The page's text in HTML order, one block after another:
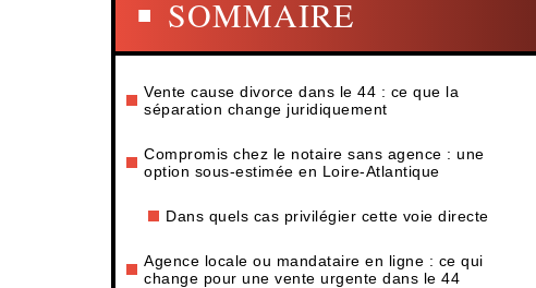
SOMMAIRE
Vente cause divorce dans le 44 : ce que la
séparation change juridiquement
Compromis chez le notaire sans agence : une
option sous-estimée en Loire-Atlantique
Dans quels cas privilégier cette voie directe
Agence locale ou mandataire en ligne : ce qui
change pour une vente urgente dans le 44